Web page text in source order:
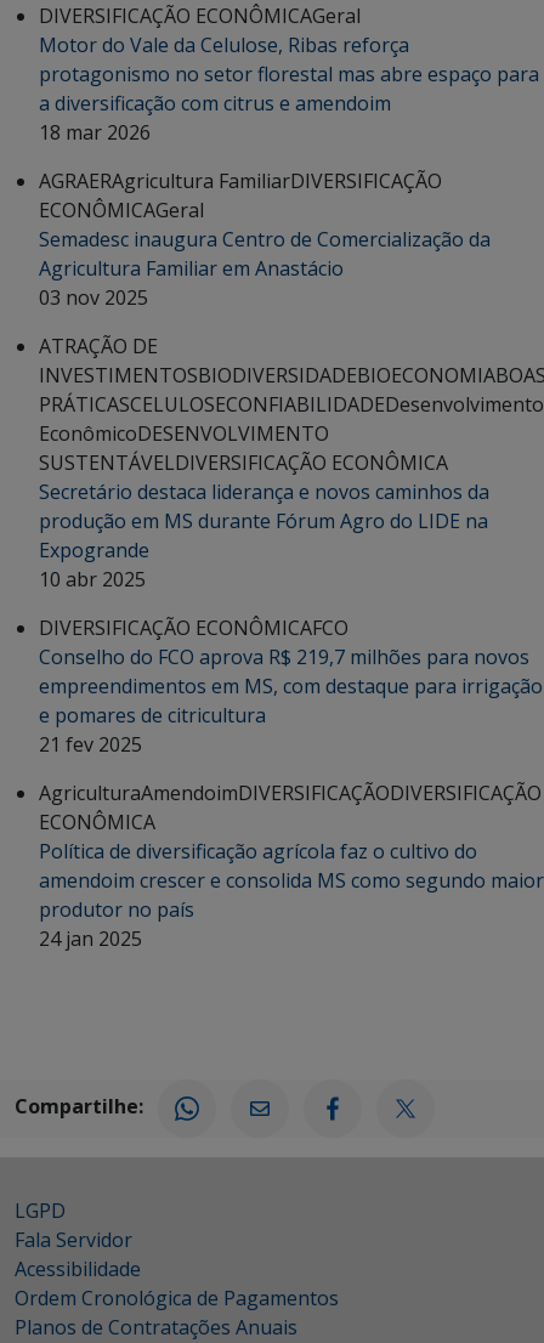
DIVERSIFICAÇÃO ECONÔMICAGeral
Motor do Vale da Celulose, Ribas reforça
protagonismo no setor florestal mas abre espaço para
a diversificação com citrus e amendoim
18 mar 2026
AGRAERAgricultura FamiliarDIVERSIFICAÇÃO
ECONÔMICAGeral
Semadesc inaugura Centro de Comercialização da
Agricultura Familiar em Anastácio
03 nov 2025
ATRAÇÃO DE
INVESTIMENTOSBIODIVERSIDADEBIOECONOMIA
PRÁTICASCELULOSECONFIABILIDADEDesenvolvimento
EconômicoDESENVOLVIMENTO
SUSTENTÁVELDIVERSIFICAÇÃO ECONÔMICA
Secretário destaca liderança e novos caminhos da
produção em MS durante Fórum Agro do LIDE na
Expogrande
10 abr 2025
DIVERSIFICAÇÃO ECONÔMICAFCO
Conselho do FCO aprova R$ 219,7 milhões para novos
empreendimentos em MS, com destaque para irrigação
e pomares de citricultura
21 fev 2025
AgriculturaAmendoimDIVERSIFICAÇÃODIVERSIFICAÇÃO
ECONÔMICA
Política de diversificação agrícola faz o cultivo do
amendoim crescer e consolida MS como segundo maior
produtor no país
24 jan 2025
Compartilhe:
LGPD
Fala Servidor
Acessibilidade
Ordem Cronológica de Pagamentos
Planos de Contratações Anuais